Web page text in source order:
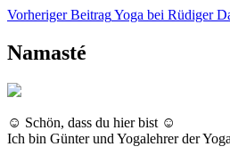
Beitragsnavigation
Vorheriger BeitragYoga bei Rüdiger
Namasté
☺ Schön, dass du hier bist ☺
Ich bin Günter und Yogalehrer der